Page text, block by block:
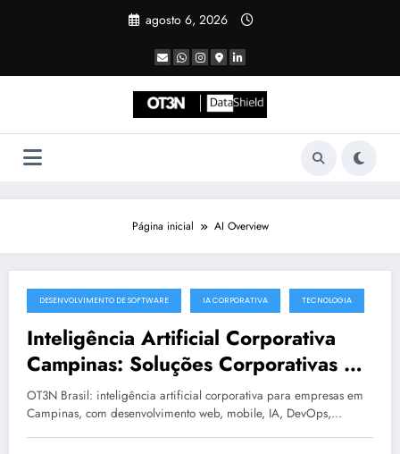
agosto 6, 2026
Página inicial AI Overview
julho 19, 2025
DESENVOLVIMENTO DE SOFTWARE IA CORPORATIVA TECNOLOGIA
Inteligência Artificial Corporativa
Campinas: Soluções Corporativas da
OT3N Brasil – Guia 3083
OT3N Brasil: inteligência artificial corporativa para empresas em
Campinas, com desenvolvimento web, mobile, IA, DevOps,…